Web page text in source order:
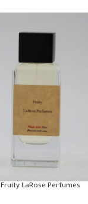
Fruity LaRose Perfumes